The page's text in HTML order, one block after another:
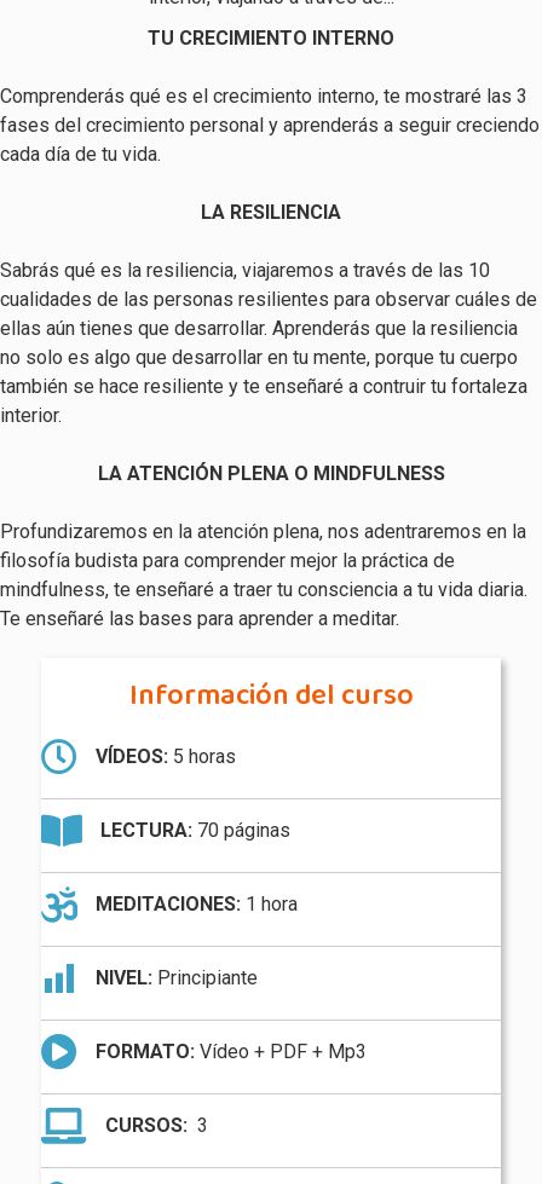
TU CRECIMIENTO INTERNO
Comprenderás qué es el crecimiento interno, te mostraré las 3
fases del crecimiento personal y aprenderás a seguir creciendo
cada día de tu vida.
LA RESILIENCIA
Sabrás qué es la resiliencia, viajaremos a través de las 10
cualidades de las personas resilientes para observar cuáles de
ellas aún tienes que desarrollar. Aprenderás que la resiliencia
no solo es algo que desarrollar en tu mente, porque tu cuerpo
también se hace resiliente y te enseñaré a contruir tu fortaleza
interior.
LA ATENCIÓN PLENA O MINDFULNESS
Profundizaremos en la atención plena, nos adentraremos en la
filosofía budista para comprender mejor la práctica de
mindfulness, te enseñaré a traer tu consciencia a tu vida diaria.
Te enseñaré las bases para aprender a meditar.
Información del curso
VÍDEOS: 5 horas
LECTURA: 70 páginas
MEDITACIONES: 1 hora
NIVEL: Principiante
FORMATO: Vídeo + PDF + Mp3
CURSOS: 3